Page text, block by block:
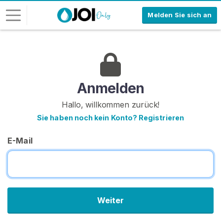
Melden Sie sich an
Anmelden
Hallo, willkommen zurück!
Sie haben noch kein Konto? Registrieren
E-Mail
Weiter
E
G
I
T
R
I